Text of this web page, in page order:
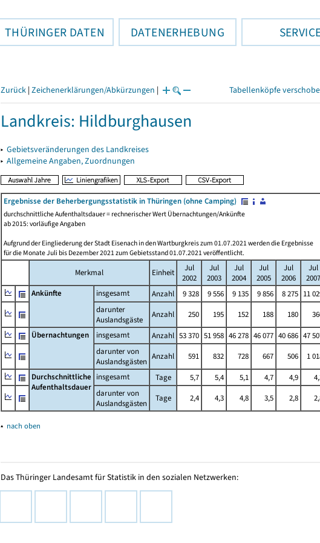
THÜRINGER DATEN DATENERHEBUNG
Zurück | Zeichenerklärungen/Abkürzungen | Tabellenköpfe
Landkreis: Hildburghausen
▸ Gebietsveränderungen des Landkreises
▸ Allgemeine Angaben, Zuordnungen
Ergebnisse der Beherbergungsstatistik in Thüringen (ohne Camping)
durchschnittliche Aufenthaltsdauer = rechnerischer Wert Übernachtungen/Ankünfte
ab 2015: vorläufige Angaben
Aufgrund der Eingliederung der Stadt Eisenach in den Wartburgkreis zum 01.07.2021 werden die Ergebnisse
für die Monate Juli bis Dezember 2021 zum Gebietsstand 01.07.2021 veröffentlicht.
Merkmal Einheit
Jul
2002
Jul
2003
Jul
2004
Jul
2005
Jul
2006
Jul
2007
Ankünfte
insgesamt Anzahl 9 328 9 556 9 135 9 856 8 275 11
darunter
Auslandsgäste
Anzahl 250 195 152 188 180
Übernachtungen
insgesamt Anzahl 53 370 51 958 46 278 46 077 40 686 47
darunter von
Auslandsgästen
Anzahl 591 832 728 667 506 1
Durchschnittliche
Aufenthaltsdauer
insgesamt Tage 5,7 5,4 5,1 4,7 4,9
darunter von
Auslandsgästen
Tage 2,4 4,3 4,8 3,5 2,8
▴ nach oben
Das Thüringer Landesamt für Statistik in den sozialen Netzwerken: